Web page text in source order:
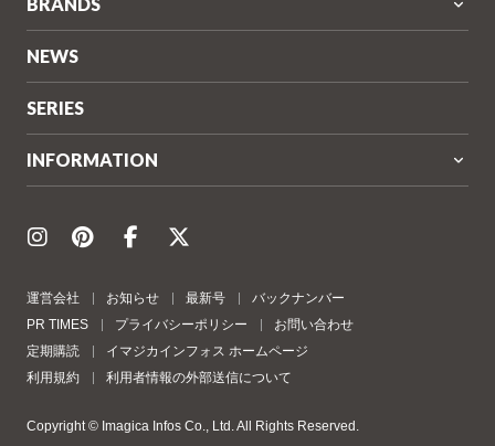
BRANDS
NEWS
SERIES
INFORMATION
運営会社 お知らせ 最新号
バックナンバー
PR TIMES
プライバシーポリシー
お問い合わせ
定期購読
イマジカインフォス ホームページ
利用規約
利用者情報の外部送信について
Copyright © Imagica Infos Co., Ltd. All Rights Reserved.